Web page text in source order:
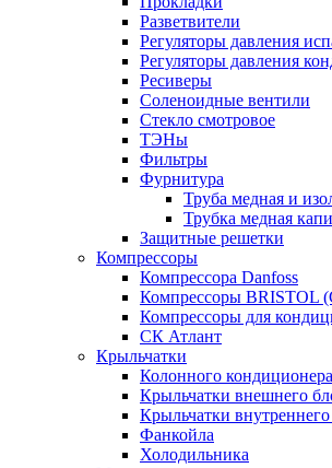
Разветвители
Регуляторы давления
Регуляторы давления
Ресиверы
Соленоидные вентили
Стекло смотровое
ТЭНы
Фильтры
Фурнитура
Труба медная и
Трубка медная
Защитные решетки
Компрессоры
Компрессора Danfoss
Компрессоры
Компрессоры для
СК Атлант
Крыльчатки
Колонного кондиционера
Крыльчатки внешнего
Крыльчатки внутреннего
Фанкойла
Холодильника